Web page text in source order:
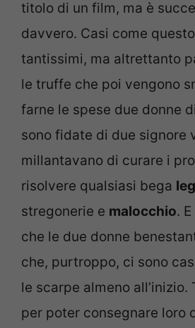
titolo di un film, ma è
davvero. Casi come
tantissimi, ma altrettanto
le truffe che poi vengono
farne le spese due donne
sono fidate di due signore
millantavano di curare i
risolvere qualsiasi bega
stregonerie e malocchio.
che le due donne
che, purtroppo, ci sono
le scarpe almeno all’inizio.
per poter consegnare loro